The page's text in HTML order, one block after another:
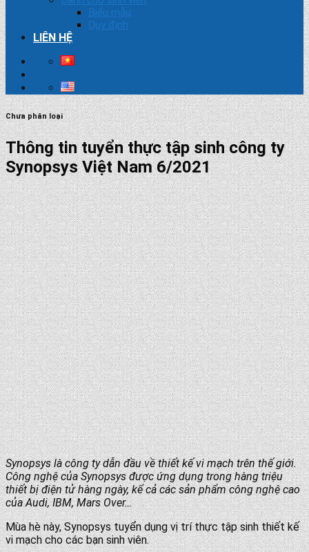
Biểu mẫu
Quy định
LIÊN HỆ
Chưa phân loại
Thông tin tuyển thực tập sinh công ty
Synopsys Việt Nam 6/2021
Synopsys là công ty dẫn đầu về thiết kế vi mạch trên thế giới.
Công nghệ của Synopsys được ứng dụng trong hàng triệu
thiết bị điện tử hàng ngày, kể cả các sản phẩm công nghệ cao
của Audi, IBM, Mars Over…
Mùa hè này, Synopsys tuyển dụng vị trí thực tập sinh thiết kế
vi mạch cho các bạn sinh viên.